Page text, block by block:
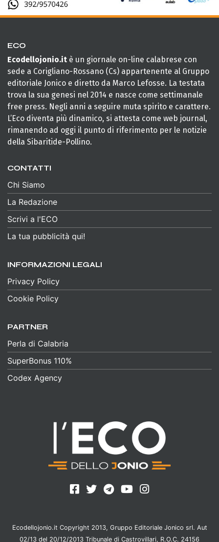
ECO
Ecodellojonio.it è un giornale on-line calabrese con
sede a Corigliano-Rossano (Cs) appartenente al Gruppo
editoriale Jonico e diretto da Marco Lefosse. La testata
trova la sua genesi nel 2014 e nasce come settimanale
free press. Negli anni a seguire muta spirito e carattere.
L’Eco diventa più dinamico, si attesta come web journal,
rimanendo ad oggi il punto di riferimento per le notizie
della Sibaritide-Pollino.
CONTATTI
Chi Siamo
La Redazione
Scrivi a l'ECO
La tua pubblicità qui!
INFORMAZIONI LEGALI
Privacy Policy
Cookie Policy
PARTNER
Perla di Calabria
SuperBonus 110%
Codex Agency
Ecodellojonio.it Copyright 2013, Gruppo Editoriale Jonico srl. Aut
02/13 del 20/12/2013 Tribunale di Castrovillari, R.O.C. 24156